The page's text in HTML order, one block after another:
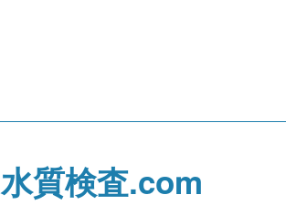
水質検査.com